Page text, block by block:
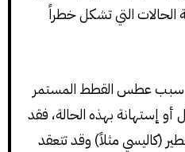
الحالات التي تشكل خطراً
سبب عطس القطط المستمر
إستهانة بهذه الحالة، فقد
(كاليسي مثلاً) وقد تتعقد